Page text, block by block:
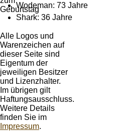
Wodeman: 73 Jahre
Shark: 36 Jahre
Alle Logos und
Warenzeichen auf
dieser Seite sind
Eigentum der
jeweiligen Besitzer
und Lizenzhalter.
Im übrigen gilt
Haftungsausschluss.
Weitere Details
finden Sie im
Impressum.